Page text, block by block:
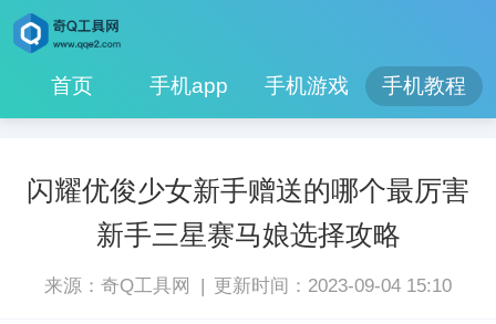
首页 手机app 手机游戏 手机教程
闪耀优俊少女新手赠送的哪个最厉害
新手三星赛马娘选择攻略
来源：奇Q工具网 | 更新时间：2023-09-04 15:10